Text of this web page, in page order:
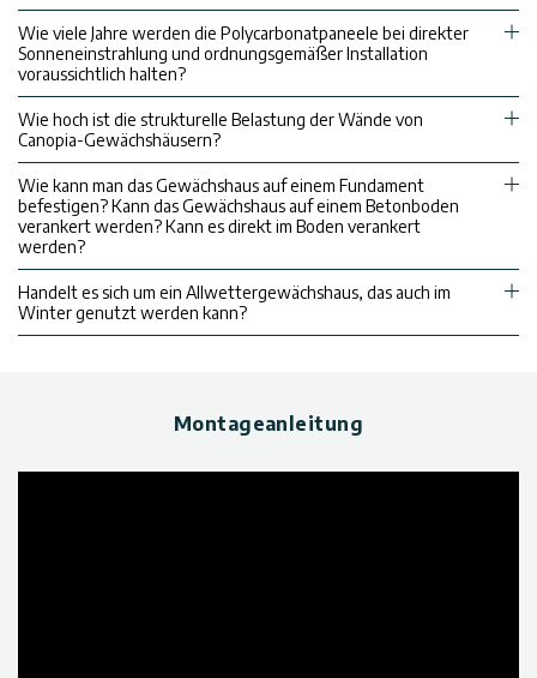
Wie viele Jahre werden die Polycarbonatpaneele bei direkter
Sonneneinstrahlung und ordnungsgemäßer Installation
voraussichtlich halten?
Wie hoch ist die strukturelle Belastung der Wände von
Canopia-Gewächshäusern?
Wie kann man das Gewächshaus auf einem Fundament
befestigen? Kann das Gewächshaus auf einem Betonboden
verankert werden? Kann es direkt im Boden verankert
werden?
Handelt es sich um ein Allwettergewächshaus, das auch im
Winter genutzt werden kann?
Montageanleitung